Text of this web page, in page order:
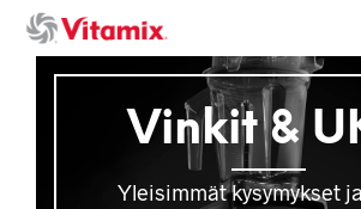
Vinkit &
Yleisimmät kysymykset